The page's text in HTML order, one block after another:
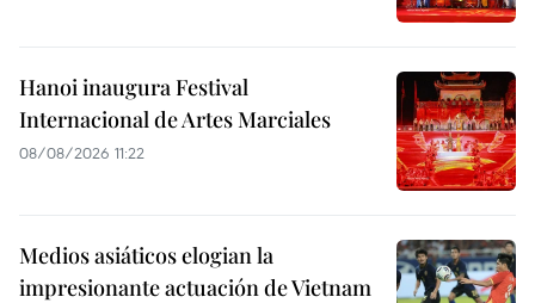
Hanoi inaugura Festival
Internacional de Artes Marciales
08/08/2026 11:22
Medios asiáticos elogian la
impresionante actuación de Vietnam